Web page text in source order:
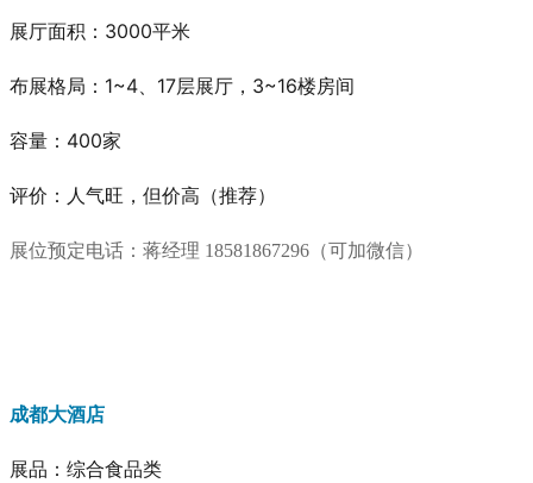
展厅面积：3000平米
布展格局：1~4、17层展厅，3~16楼房间
容量：400家
评价：人气旺，但价高 （推荐）
展位预定电话：蒋经理 18581867296（可加微信）
成都大酒店
展品：综合食品类